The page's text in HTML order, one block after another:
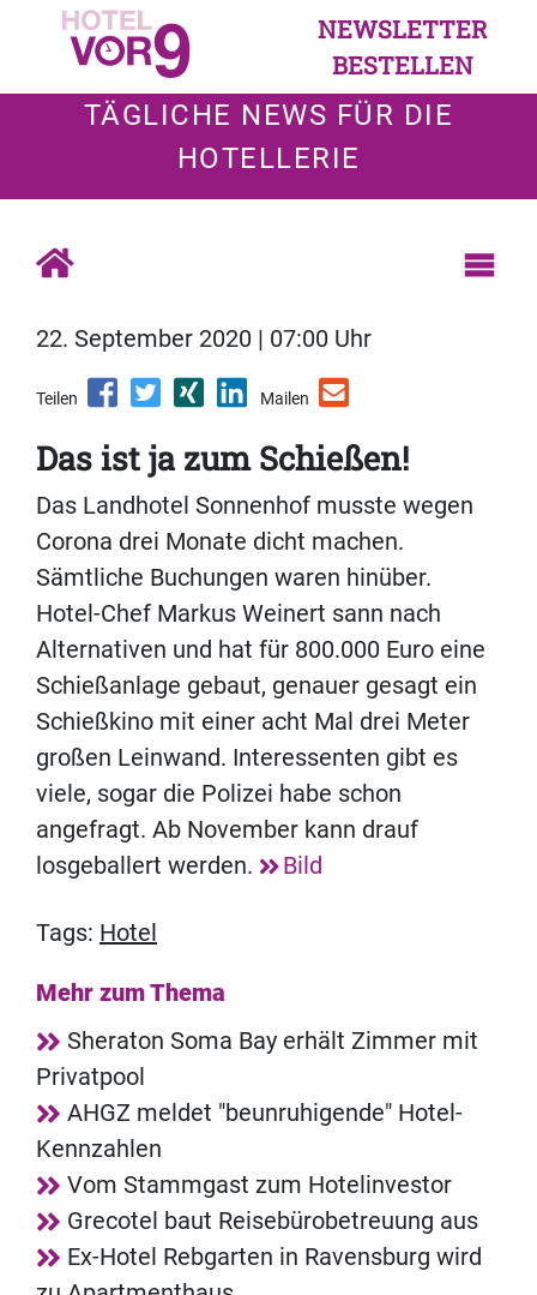
NEWSLETTER
BESTELLEN
TÄGLICHE NEWS FÜR DIE
HOTELLERIE
22. September 2020 | 07:00 Uhr
Teilen Mailen
Das ist ja zum Schießen!
Das Landhotel Sonnenhof musste wegen
Corona drei Monate dicht machen.
Sämtliche Buchungen waren hinüber.
Hotel-Chef Markus Weinert sann nach
Alternativen und hat für 800.000 Euro eine
Schießanlage gebaut, genauer gesagt ein
Schießkino mit einer acht Mal drei Meter
großen Leinwand. Interessenten gibt es
viele, sogar die Polizei habe schon
angefragt. Ab November kann drauf
losgeballert werden.
Bild
Tags: Hotel
Mehr zum Thema
Sheraton Soma Bay erhält Zimmer mit
Privatpool
AHGZ meldet "beunruhigende" Hotel-
Kennzahlen
Vom Stammgast zum Hotelinvestor
Grecotel baut Reisebürobetreuung aus
Ex-Hotel Rebgarten in Ravensburg wird